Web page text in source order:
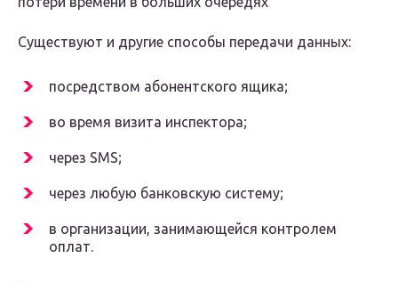
Существуют и другие способы передачи данных:
посредством абонентского ящика;
во время визита инспектора;
через SMS;
через любую банковскую систему;
в организации, занимающейся контролем
оплат.